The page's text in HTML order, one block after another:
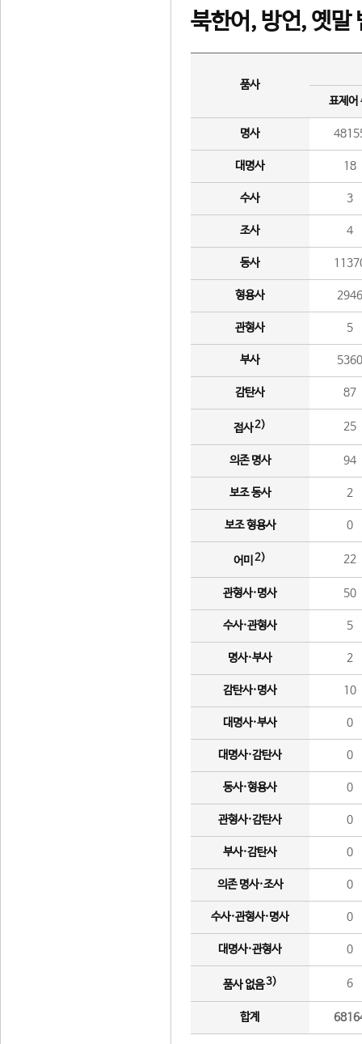
북한어, 방언, 옛말
품사
표제어
명사
대명사 18
수사 3
조사 4
동사
형용사 2946
관형사 5
부사 5360
감탄사 87
접사2) 25
의존 명사 94
보조 동사 2
보조 형용사 0
어미 2) 22
관형사·명사 50
수사·관형사 5
명사·부사 2
감탄사·명사 10
대명사·부사 0
대명사·감탄사 0
동사·형용사 0
관형사·감탄사 0
부사·감탄사 0
의존 명사·조사 0
수사·관형사·명사 0
대명사·관형사 0
품사 없음3) 6
합계